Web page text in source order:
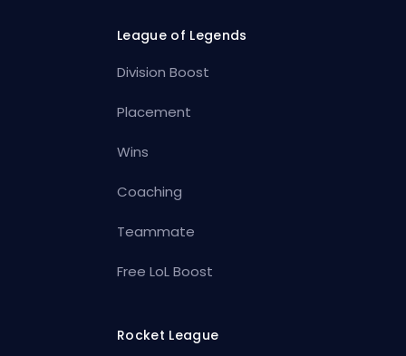
League of Legends
Division Boost
Placement
Wins
Coaching
Teammate
Free LoL Boost
Rocket League